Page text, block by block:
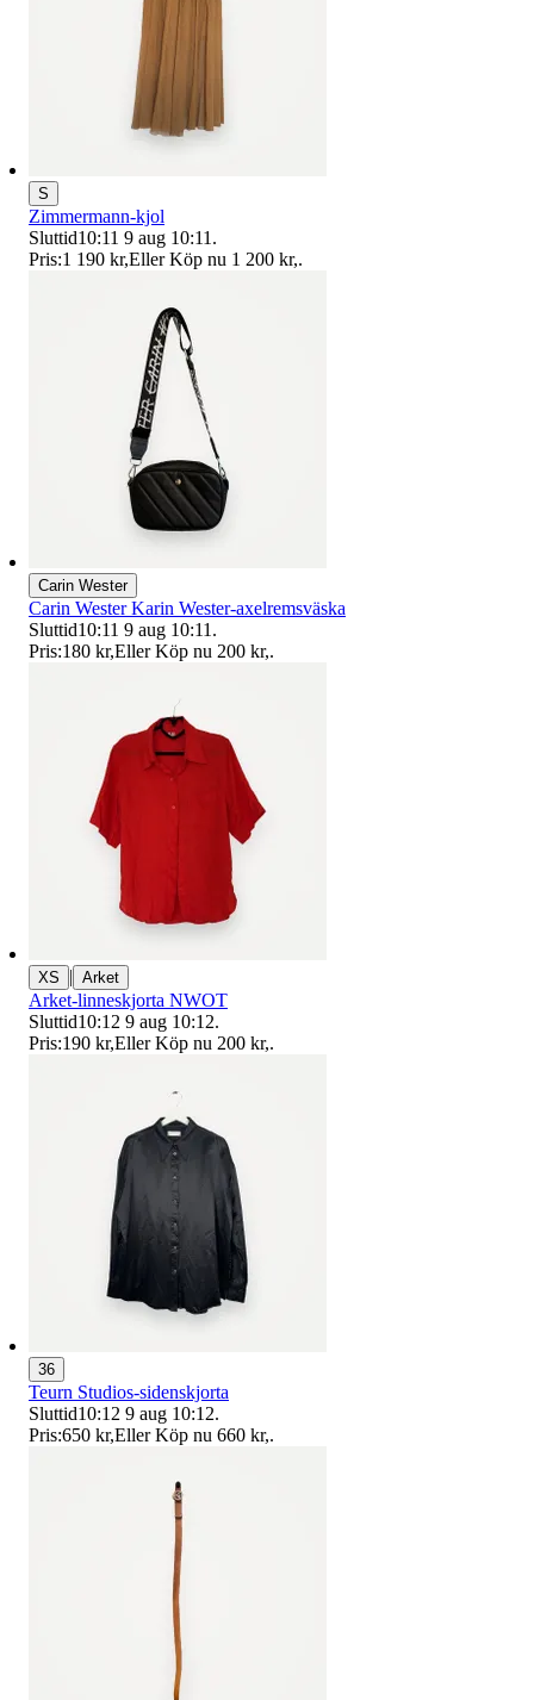
S
Zimmermann-kjol
Sluttid10:11 9 aug 10:11 .
Pris:1 190 kr,Eller Köp nu 1 200 kr,.
Carin Wester
Carin Wester Karin Wester-axelremsväska
Sluttid10:11 9 aug 10:11 .
Pris:180 kr,Eller Köp nu 200 kr,.
XS | Arket
Arket-linneskjorta NWOT
Sluttid10:12 9 aug 10:12.
Pris:190 kr,Eller Köp nu 200 kr,.
36
Teurn Studios-sidenskjorta
Sluttid10:12 9 aug 10:12.
Pris:650 kr,Eller Köp nu 660 kr,.